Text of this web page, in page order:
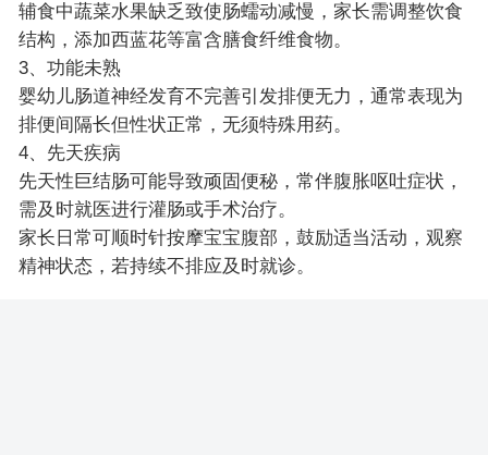
辅食中蔬菜水果缺乏致使肠蠕动减慢，家长需调整饮食
结构，添加西蓝花等富含膳食纤维食物。
3、功能未熟
婴幼儿肠道神经发育不完善引发排便无力，通常表现为
排便间隔长但性状正常，无须特殊用药。
4、先天疾病
先天性巨结肠可能导致顽固便秘，常伴腹胀呕吐症状，
需及时就医进行灌肠或手术治疗。
家长日常可顺时针按摩宝宝腹部，鼓励适当活动，观察
精神状态，若持续不排应及时就诊。